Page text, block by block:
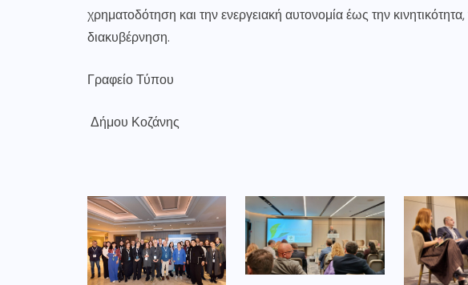
χρηματοδότηση και την ενεργειακή αυτονομία έως την
διακυβέρνηση.
Γραφείο Τύπου
Δήμου Κοζάνης